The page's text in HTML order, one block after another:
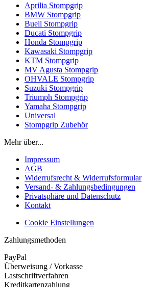
Aprilia Stompgrip
BMW Stompgrip
Buell Stompgrip
Ducati Stompgrip
Honda Stompgrip
Kawasaki Stompgrip
KTM Stompgrip
MV Agusta Stompgrip
OHVALE Stompgrip
Suzuki Stompgrip
Triumph Stompgrip
Yamaha Stompgrip
Universal
Stompgrip Zubehör
Mehr über...
Impressum
AGB
Widerrufsrecht & Widerrufsformular
Versand- & Zahlungsbedingungen
Privatsphäre und Datenschutz
Kontakt
Cookie Einstellungen
Zahlungsmethoden
PayPal
Überweisung / Vorkasse
Lastschriftverfahren
Kreditkartenzahlung